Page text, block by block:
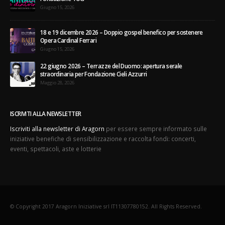
Giugno 15, 2026
18 e 19 dicembre 2026 – Doppio gospel benefico per sostenere
Opera Cardinal Ferrari
Giugno 15, 2026
22 giugno 2026 – Terrazze del Duomo: apertura serale
straordinaria per Fondazione Cieli Azzurri
Maggio 28, 2026
ISCRIVITI ALLA NEWSLETTER
Iscriviti alla newsletter di Aragorn per essere sempre informato sulle
iniziative benefiche di sensibilizzazione e raccolta fondi: concerti,
eventi, spettacoli, aste e lotterie
© Copyright 2017 Aragorn Iniziative srl IT11307780152. All Rights Reserved.